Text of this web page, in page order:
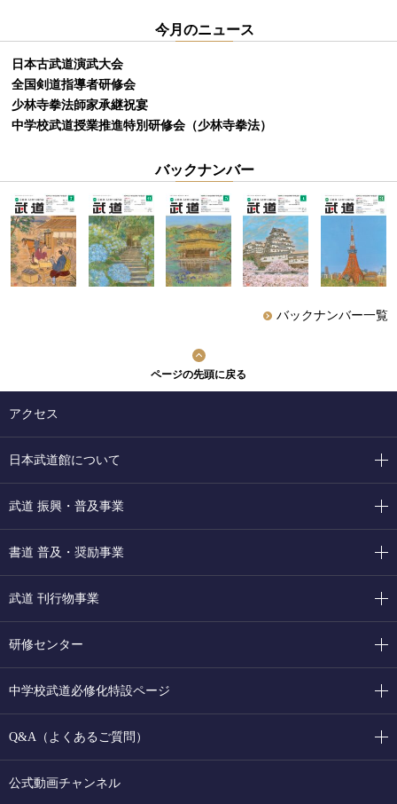
今月のニュース
日本古武道演武大会
全国剣道指導者研修会
少林寺拳法師家承継祝宴
中学校武道授業推進特別研修会（少林寺拳法）
バックナンバー
バックナンバー一覧
ページの先頭に戻る
アクセス
日本武道館について
武道 振興・普及事業
書道 普及・奨励事業
武道 刊行物事業
研修センター
中学校武道必修化特設ページ
Q&A（よくあるご質問）
公式動画チャンネル